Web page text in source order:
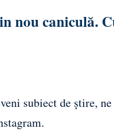
nou caniculă.
subiect de știre,
.